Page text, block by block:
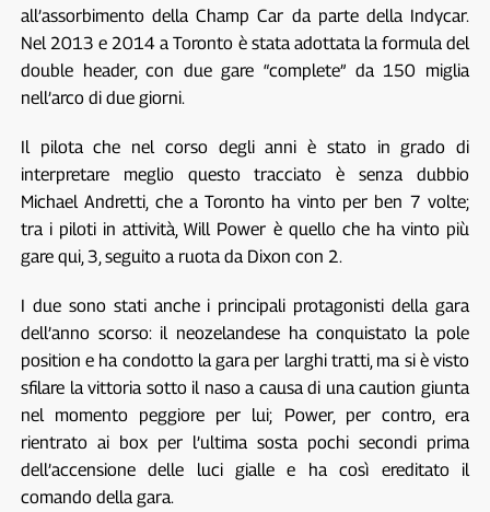
all’assorbimento della Champ Car da parte della Indycar.
Nel 2013 e 2014 a Toronto è stata adottata la formula del
double header, con due gare “complete” da 150 miglia
nell’arco di due giorni.
Il pilota che nel corso degli anni è stato in grado di
interpretare meglio questo tracciato è senza dubbio
Michael Andretti, che a Toronto ha vinto per ben 7 volte;
tra i piloti in attività, Will Power è quello che ha vinto più
gare qui, 3, seguito a ruota da Dixon con 2.
I due sono stati anche i principali protagonisti della gara
dell’anno scorso: il neozelandese ha conquistato la pole
position e ha condotto la gara per larghi tratti, ma si è visto
sfilare la vittoria sotto il naso a causa di una caution giunta
nel momento peggiore per lui; Power, per contro, era
rientrato ai box per l’ultima sosta pochi secondi prima
dell’accensione delle luci gialle e ha così ereditato il
comando della gara.